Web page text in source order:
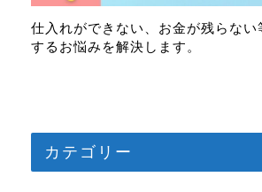
仕入れができない、お金が残らない
するお悩みを解決します。
カテゴリー